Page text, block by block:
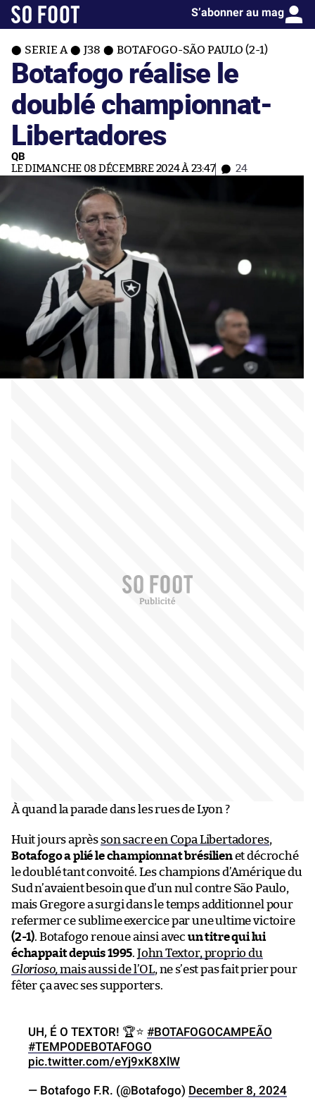
S’abonner au mag
SERIE A J38 BOTAFOGO-SÃO PAULO (2-1)
Botafogo réalise le
doublé championnat-
Libertadores
QB
LE DIMANCHE 08 DÉCEMBRE 2024 À 23:47 24
À quand la parade dans les rues de Lyon ?
Huit jours après son sacre en Copa Libertadores,
Botafogo a plié le championnat brésilienet décroché
le doublé tant convoité. Les champions d’Amérique du
Sud n’avaient besoin que d’un nul contre São Paulo,
mais Gregore a surgi dans le temps additionnel pour
refermer ce sublime exercice par une ultime victoire
(2-1). Botafogo renoue ainsi avec un titre qui lui
échappait depuis 1995. John Textor, proprio du
Glorioso,mais aussi de l’OL, ne s’est pas fait prier pour
fêter ça avec ses supporters.
UH, É O TEXTOR! 🏆⭐️ #BOTAFOGOCAMPEÃO
#TEMPODEBOTAFOGO
pic.twitter.com/eYj9xK8XlW
— Botafogo F.R. (@Botafogo) December 8, 2024